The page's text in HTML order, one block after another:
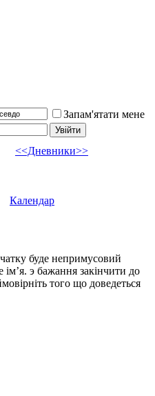
Запам'ятати мене
<<Дневники>>
Календар
буде непримусовий
э бажання закінчити до
того що доведеться